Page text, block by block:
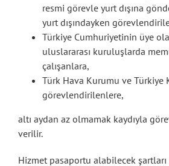
resmi görevle yurt dışına
yurt dışındayken
Türkiye Cumhuriyetinin üye
uluslararası kuruluşlarda
çalışanlara,
Türk Hava Kurumu ve Türkiye
görevlendirilenlere,
altı aydan az olmamak kaydıyla
verilir.
Hizmet pasaportu alabilecek şartları